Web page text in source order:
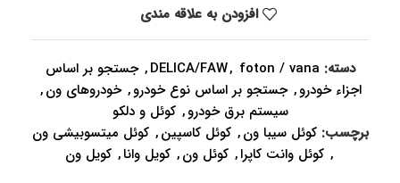
افزودن به علاقه مندی
دسته: DELICA/FAW, foton / vana
, جستجو بر اساس
اجزاء خودرو, جستجو بر اساس نوع خودرو, خودروهای ون,
سیستم برق خودرو, کوئل و دلکو
برچسب: کوئل سیبا ون, کوئل کاسپین, کوئل میتسوبیشی ون
, کوئل وانت کاپرا, کوئل ون, کویل وانا, کویل ون